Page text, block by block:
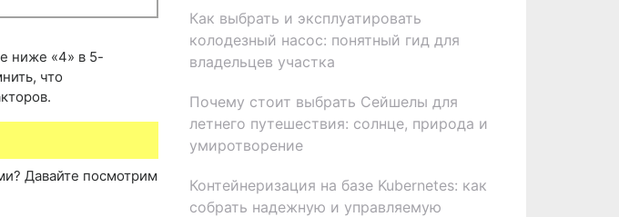
ниже «4» в 5-
что
Давайте посмотрим
Как выбрать и эксплуатировать
колодезный насос: понятный гид для
владельцев участка
Почему стоит выбрать Сейшелы для
летнего путешествия: солнце, природа и
умиротворение
Контейнеризация на базе Kubernetes: как
собрать надежную и управляемую